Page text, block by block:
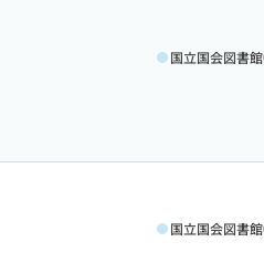
国立国会図書館
国立国会図書館